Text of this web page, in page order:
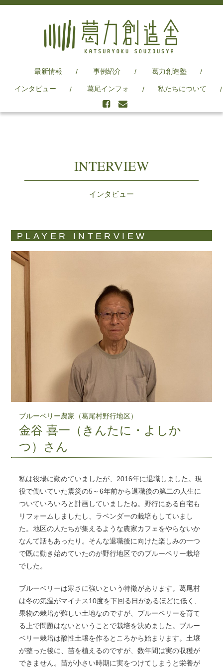
最新情報 事例紹介 葛力創造塾
インタビュー 葛尾インフォ 私たちについて
INTERVIEW
インタビュー
PLAYER INTERVIEW
ブルーベリー農家（葛尾村野行地区）
金谷 喜一（きんたに・よしか
つ）さん
私は役場に勤めていましたが、2016年に退職しました。現
役で働いていた震災の5～6年前から退職後の第二の人生に
ついていろいろと計画していましたね。野行にある自宅も
リフォームしましたし、ラベンダーの栽培もしていまし
た。地区の人たちが集えるような農家カフェをやらないか
なんて話もあったり。そんな退職後に向けた楽しみの一つ
で既に動き始めていたのが野行地区でのブルーベリー栽培
でした。
ブルーベリーは寒さに強いという特徴があります。葛尾村
は冬の気温がマイナス10度を下回る日があるほどに低く、
果物の栽培が難しい土地なのですが、ブルーベリーを育て
る上で問題はないということで栽培を決めました。ブルー
ベリー栽培は酸性土壌を作るところから始まります。土壌
が整った後に、苗を植えるのですが、数年間は実の収穫が
できません。苗が小さい時期に実をつけてしまうと栄養が